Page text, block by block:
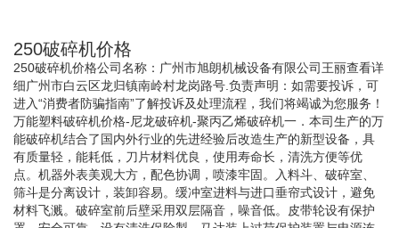
250破碎机价格
250破碎机价格公司名称：广州市旭朗机械设备有限公司王丽查看详
细广州市白云区龙归镇南岭村龙岗路号.负责声明：如需要投诉，可
进入“消费者防骗指南”了解投诉及处理流程，我们将竭诚为您服务！
万能塑料破碎机价格-尼龙破碎机-聚丙乙烯破碎机一．本司生产的万
能破碎机结合了国内外行业的先进经验后改造生产的新型设备，具
有质量轻，能耗低，刀片材料优良，使用寿命长，清洗方便等优
点。机器外表美观大方，配色协调，喷漆牢固。入料斗、破碎室、
筛斗是分离设计，装卸容易。缓冲室进料与进口垂帘式设计，避免
材料飞溅。破碎室前后壁采用双层隔音，噪音低。皮带轮设有保护